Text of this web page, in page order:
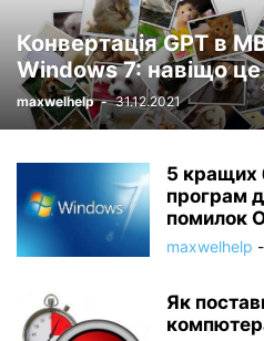
Конвертація GPT в
Windows 7: навіщо це
maxwelhelp - 31.12.2021
5 кращих
програм
помилок
maxwelhelp -
Як